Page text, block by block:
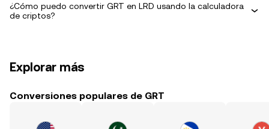
¿Cómo puedo convertir GRT en LRD usando la calculadora
de criptos?
Explorar más
Conversiones populares de GRT